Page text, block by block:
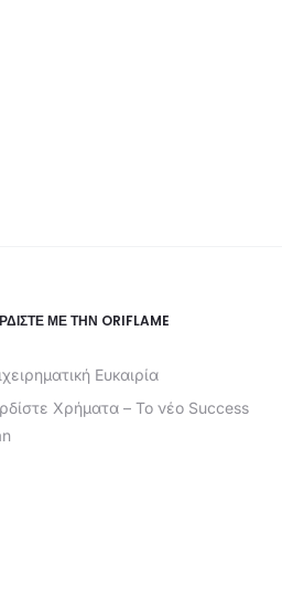
ΜΕ ΤΗΝ ORIFLAME
Ευκαιρία
Χρήματα – Το νέο Success